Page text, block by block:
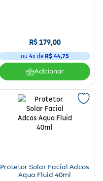
R$179,00
ou 4x de R$ 44,75
Adicionar
Protetor Solar Facial Adcos
Aqua Fluid 40ml